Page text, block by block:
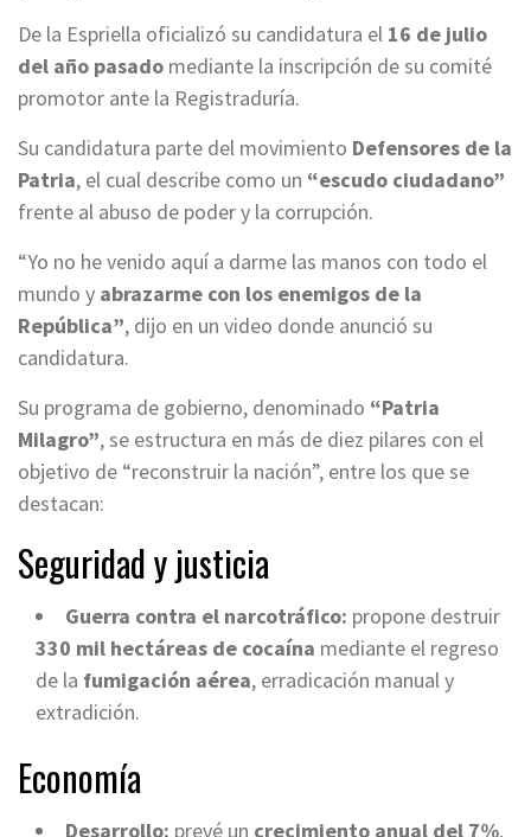
De la Espriella oficializó su candidatura el 16 de julio
del año pasado mediante la inscripción de su comité
promotor ante la Registraduría.
Su candidatura parte del movimiento Defensores de la
Patria, el cual describe como un “escudo ciudadano”
frente al abuso de poder y la corrupción.
“Yo no he venido aquí a darme las manos con todo el
mundo y abrazarme con los enemigos de la
República”, dijo en un video donde anunció su
candidatura.
Su programa de gobierno, denominado “Patria
Milagro”, se estructura en más de diez pilares con el
objetivo de “reconstruir la nación”, entre los que se
destacan:
Seguridad y justicia
Guerra contra el narcotráfico: propone destruir
330 mil hectáreas de cocaína mediante el regreso
de la fumigación aérea, erradicación manual y
extradición.
Economía
Desarrollo: prevé un crecimiento anual del 7%,